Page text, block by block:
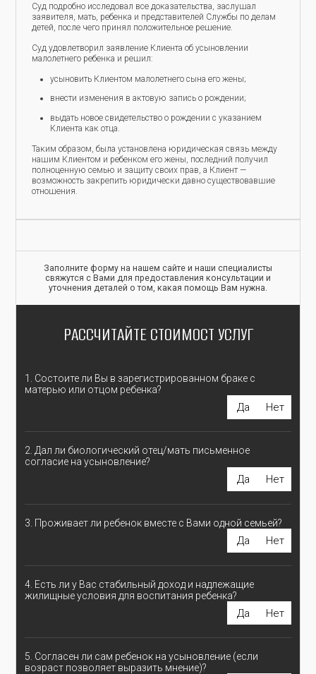
Суд подробно исследовал все доказательства, заслушал
заявителя, мать, ребенка и представителей Службы по делам
детей, после чего принял положительное решение.
Суд удовлетворил заявление Клиента об усыновлении
малолетнего ребенка и решил:
усыновить Клиентом малолетнего сына его жены;
внести изменения в актовую запись о рождении;
выдать новое свидетельство о рождении с указанием
Клиента как отца.
Таким образом, была установлена ​​юридическая связь между
нашим Клиентом и ребенком его жены, последний получил
полноценную семью и защиту своих прав, а Клиент —
возможность закрепить юридически давно существовавшие
отношения.
Заполните форму на нашем сайте и наши специалисты
свяжутся с Вами для предоставления консультации и
уточнения деталей о том, какая помощь Вам нужна.
РАССЧИТАЙТЕ СТОИМОСТ УСЛУГ
1. Состоите ли Вы в зарегистрированном браке с
матерью или отцом ребенка?
Да Нет
2. Дал ли биологический отец/мать письменное
согласие на усыновление?
Да Нет
3. Проживает ли ребенок вместе с Вами одной семьей?
Да Нет
4. Есть ли у Вас стабильный доход и надлежащие
жилищные условия для воспитания ребенка?
Да Нет
5. Согласен ли сам ребенок на усыновление (если
возраст позволяет выразить мнение)?